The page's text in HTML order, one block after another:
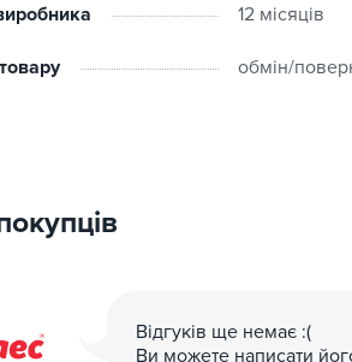
12 місяців
обмін/
Відгуків ще немає :(
Ви можете написати